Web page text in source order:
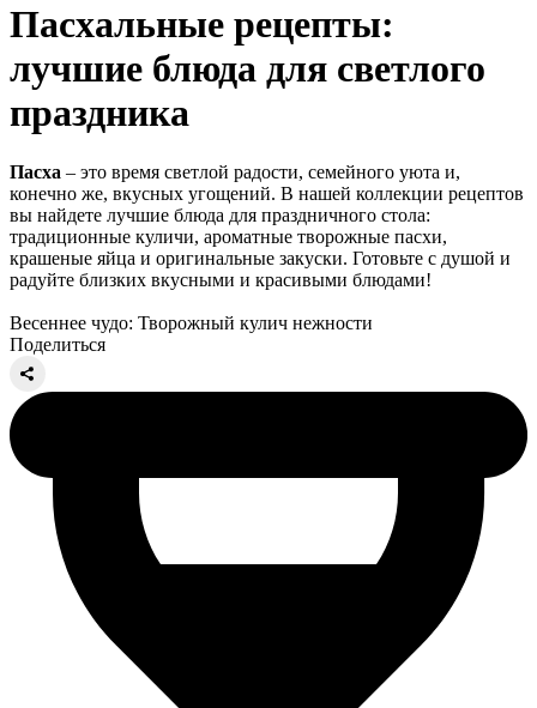
Пасхальные рецепты:
лучшие блюда для светлого
праздника
Пасха – это время светлой радости, семейного уюта и,
конечно же, вкусных угощений. В нашей коллекции рецептов
вы найдете лучшие блюда для праздничного стола:
традиционные куличи, ароматные творожные пасхи,
крашеные яйца и оригинальные закуски. Готовьте с душой и
радуйте близких вкусными и красивыми блюдами!
Весеннее чудо: Творожный кулич нежности
Поделиться